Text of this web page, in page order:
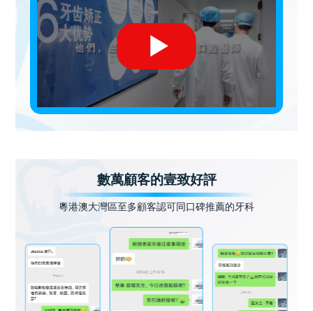
數萬顧客的壹致好評
粵港澳大灣區至多顧客認可同口碑推薦的牙科